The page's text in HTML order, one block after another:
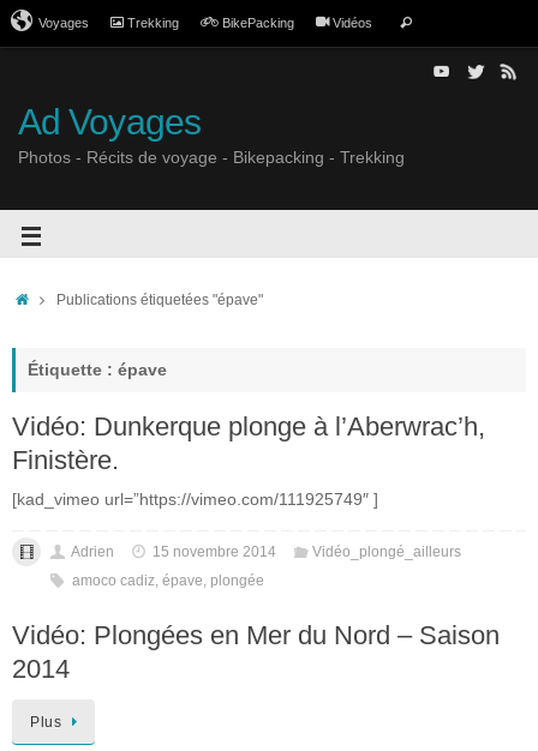
Voyages Trekking BikePacking Vidéos
Ad Voyages
Photos - Récits de voyage - Bikepacking - Trekking
Publications étiquetées "épave"
Étiquette : épave
Vidéo: Dunkerque plonge à l’Aberwrac’h,
Finistère.
[kad_vimeo url=”https://vimeo.com/111925749″ ]
Adrien 15 novembre 2014
Vidéo_plongé_ailleurs
amoco cadiz, épave plongée
Vidéo: Plongées en Mer du Nord – Saison
2014
Plus